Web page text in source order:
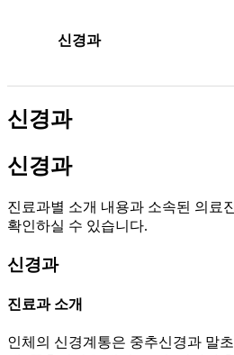
신경과
신경과
신경과
진료과별 소개 내용과 소속된 의료
확인하실 수 있습니다.
신경과
진료과 소개
인체의 신경계통은 중추신경과 말